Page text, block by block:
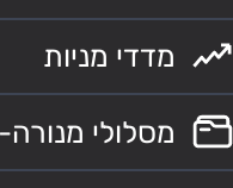
מדדי מניות
מסלולי